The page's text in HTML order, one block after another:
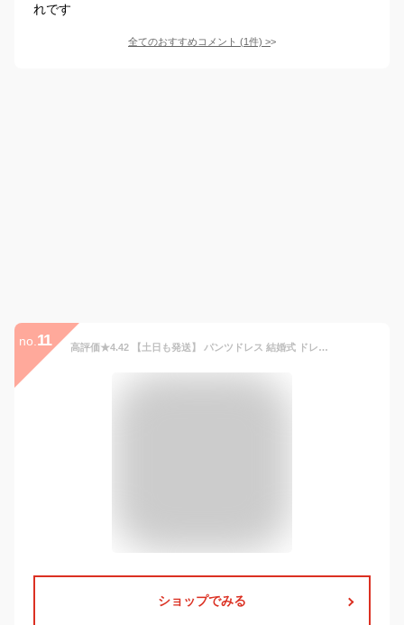
れです
全てのおすすめコメント (1件) >
no. 11 高評価★4.42 【土日も発送】 パンツドレス 結婚式 ドレス セットアップ オールインワン ワイドパンツドレス サロペット オーバーオール お呼ばれ 体型カバー フォーマル 大きいサイズ パーティー 披露宴 二次会 20代 30代 40代 50代 綺麗 大人可愛い 演奏会用ドレス
ショップでみる